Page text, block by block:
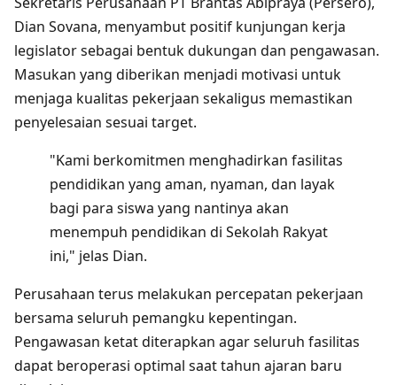
Dian Sovana, menyambut positif kunjungan kerja
legislator sebagai bentuk dukungan dan pengawasan.
Masukan yang diberikan menjadi motivasi untuk
menjaga kualitas pekerjaan sekaligus memastikan
penyelesaian sesuai target.
"Kami berkomitmen menghadirkan fasilitas
pendidikan yang aman, nyaman, dan layak
bagi para siswa yang nantinya akan
menempuh pendidikan di Sekolah Rakyat
ini," jelas Dian.
Perusahaan terus melakukan percepatan pekerjaan
bersama seluruh pemangku kepentingan.
Pengawasan ketat diterapkan agar seluruh fasilitas
dapat beroperasi optimal saat tahun ajaran baru